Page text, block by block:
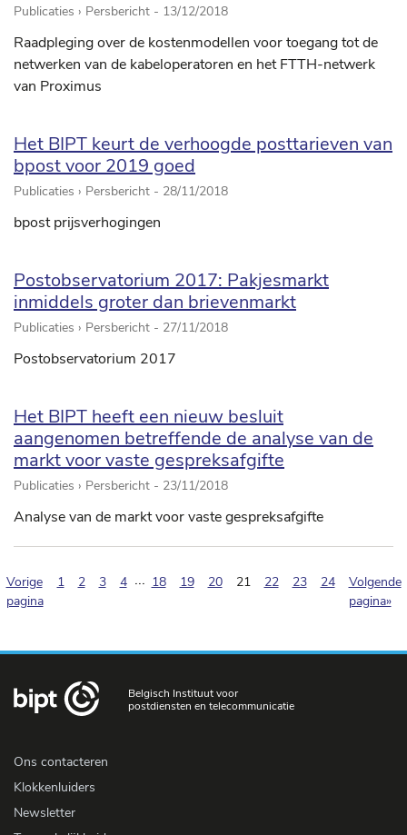
Publicaties › Persbericht - 13/12/2018
Raadpleging over de kostenmodellen voor toegang tot de
netwerken van de kabeloperatoren en het FTTH-netwerk
van Proximus
Het BIPT keurt de verhoogde posttarieven van
bpost voor 2019 goed
Publicaties › Persbericht - 28/11/2018
bpost prijsverhogingen
Postobservatorium 2017: Pakjesmarkt
inmiddels groter dan brievenmarkt
Publicaties › Persbericht - 27/11/2018
Postobservatorium 2017
Het BIPT heeft een nieuw besluit
aangenomen betreffende de analyse van de
markt voor vaste gespreksafgifte
Publicaties › Persbericht - 23/11/2018
Analyse van de markt voor vaste gespreksafgifte
Vorige
pagina
1 2 3 4 ... 18 19 20 21(pagination.current)
22 23 24
Volgende
pagina»
Belgisch Instituut voor
postdiensten en telecommunicatie
Ons contacteren
Klokkenluiders
Newsletter